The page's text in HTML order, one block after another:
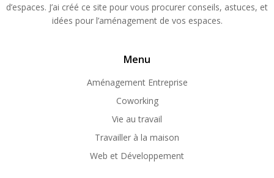
d’espaces. J’ai créé ce site pour vous procurer conseils, astuces, et
idées pour l’aménagement de vos espaces.
Menu
Aménagement Entreprise
Coworking
Vie au travail
Travailler à la maison
Web et Développement